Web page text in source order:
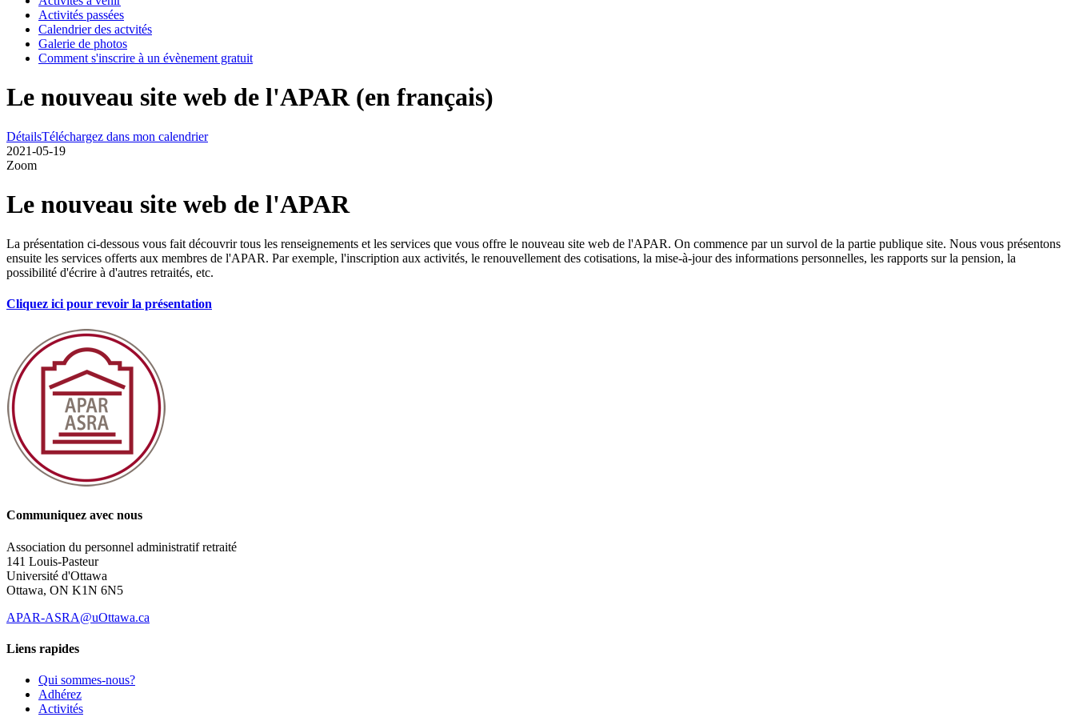
Activités passées
Calendrier des actvités
Galerie de photos
Comment s'inscrire à un évènement gratuit
Le nouveau site web de l'APAR (en français)
DétailsTéléchargez dans mon calendrier
2021-05-19
Zoom
Le nouveau site web de l'APAR
La présentation ci-dessous vous fait découvrir tous les renseignements et les services que vous offre le nouveau site web de l'APAR. On commence par un survol de la partie publique site. Nous vous présentons
ensuite les services offerts aux membres de l'APAR. Par exemple, l'inscription aux activités, le renouvellement des cotisations, la mise-à-jour des informations personnelles, les rapports sur la pension, la
possibilité d'écrire à d'autres retraités, etc.
Cliquez ici pour revoir la présentation
Communiquez avec nous
Association du personnel administratif retraité
141 Louis-Pasteur
Université d'Ottawa
Ottawa, ON K1N 6N5
APAR-ASRA@uOttawa.ca
Liens rapides
Qui sommes-nous?
Adhérez
Activités